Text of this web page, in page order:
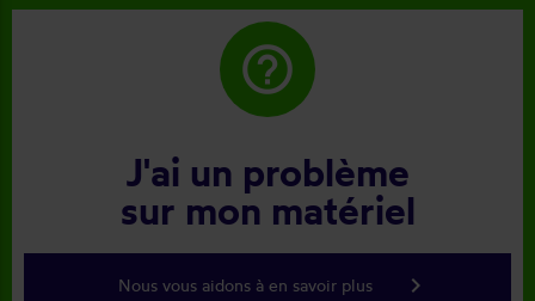
help_outline
J'ai un problème
sur mon matériel
Nous vous aidons à en savoir plus keyboard_arrow_right